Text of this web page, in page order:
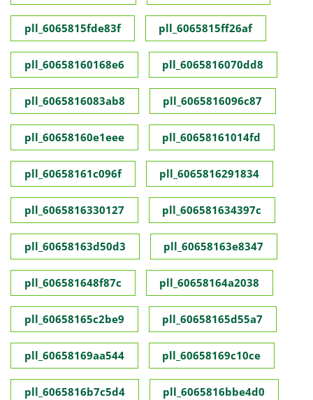
pll_6065815fde83f pll_6065815ff26af
pll_60658160168e6 pll_6065816070dd8
pll_6065816083ab8 pll_6065816096c87
pll_60658160e1eee pll_60658161014fd
pll_60658161c096f pll_6065816291834
pll_6065816330127 pll_606581634397c
pll_60658163d50d3 pll_60658163e8347
pll_606581648f87c pll_60658164a2038
pll_60658165c2be9 pll_60658165d55a7
pll_60658169aa544 pll_60658169c10ce
pll_6065816b7c5d4 pll_6065816bbe4d0